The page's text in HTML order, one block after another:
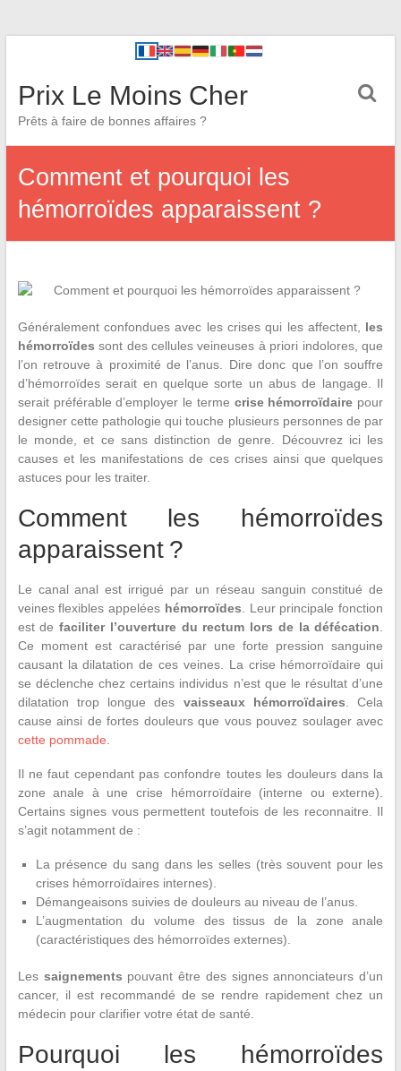
Prix Le Moins Cher
Prêts à faire de bonnes affaires ?
Comment et pourquoi les
hémorroïdes apparaissent ?
Généralement confondues avec les crises qui les affectent, les
hémorroïdes sont des cellules veineuses à priori indolores, que
l’on retrouve à proximité de l’anus. Dire donc que l’on souffre
d’hémorroïdes serait en quelque sorte un abus de langage. Il
serait préférable d’employer le terme crise hémorroïdaire pour
designer cette pathologie qui touche plusieurs personnes de par
le monde, et ce sans distinction de genre. Découvrez ici les
causes et les manifestations de ces crises ainsi que quelques
astuces pour les traiter.
Comment les hémorroïdes
apparaissent ?
Le canal anal est irrigué par un réseau sanguin constitué de
veines flexibles appelées hémorroïdes . Leur principale fonction
est defaciliter l’ouverture du rectum lors de la défécation
Ce moment est caractérisé par une forte pression sanguine
causant la dilatation de ces veines. La crise hémorroïdaire qui
se déclenche chez certains individus n’est que le résultat d’une
dilatation trop longue des vaisseaux hémorroïdaires . Cela
cause ainsi de fortes douleurs que vous pouvez soulager avec
cette pommade
Il ne faut cependant pas confondre toutes les douleurs dans la
zone anale à une crise hémorroïdaire (interne ou externe).
Certains signes vous permettent toutefois de les reconnaitre. Il
s’agit notamment de :
La présence du sang dans les selles (très souvent pour les
crises hémorroïdaires internes).
Démangeaisons suivies de douleurs au niveau de l’anus.
L’augmentation du volume des tissus de la zone anale
(caractéristiques des hémorroïdes externes).
Les saignements pouvant être des signes annonciateurs d’un
cancer, il est recommandé de se rendre rapidement chez un
médecin pour clarifier votre état de santé.
Pourquoi les hémorroïdes